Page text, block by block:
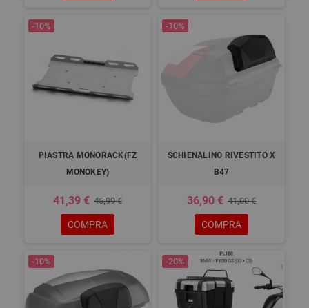
-10%
PIASTRA MONORACK(FZ
MONOKEY)
41,39 € 45,99 €
COMPRA
-10%
SCHIENALINO RIVESTITO X
B47
36,90 € 41,00 €
COMPRA
-10% -20%